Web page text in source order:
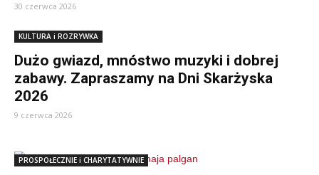
30 czerwca 2026
KULTURA i ROZRYWKA
Dużo gwiazd, mnóstwo muzyki i dobrej
zabawy. Zapraszamy na Dni Skarżyska
2026
9 czerwca 2026
PROSPOŁECZNIE i CHARYTATYWNIE